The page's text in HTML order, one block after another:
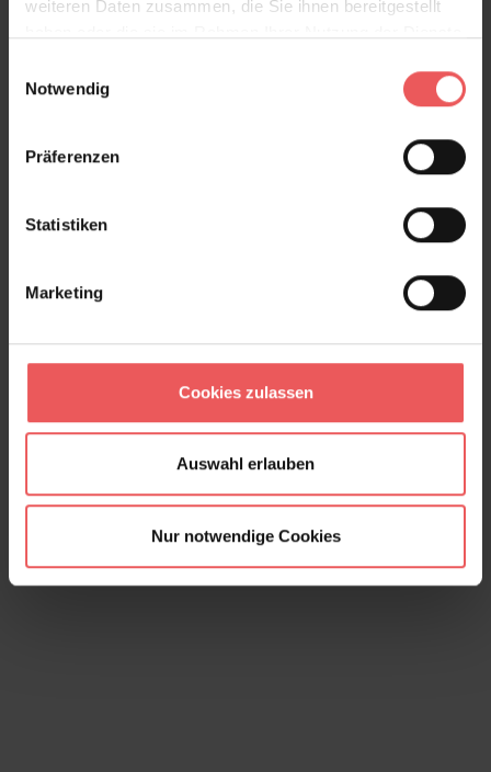
weiteren Daten zusammen, die Sie ihnen bereitgestellt
Notwendig
Präferenzen
Statistiken
Marketing
Cookies zulassen
Auswahl erlauben
Nur notwendige Cookies